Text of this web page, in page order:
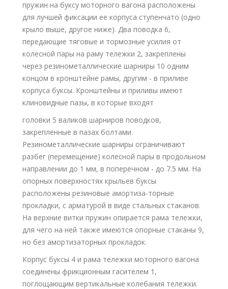
пружин на буксу моторного вагона расположены
для лучшей фиксации ее корпуса ступенчато (одно
крыло выше, другое ниже). Два поводка 6,
передающие тяговые и тормозные усилия от
колесной пары на раму тележки 2, закреплены
через резинометаллические шарниры 10 одним
концом в кронштейне рамы, другим - в приливе
корпуса буксы. Кронштейны и приливы имеют
клиновидные пазы, в которые входят
головки 5 валиков шарниров поводков,
закрепленные в пазах болтами.
Резинометаллические шарниры ограничивают
разбег (перемещение) колесной пары в продольном
направлении до 1 мм, в поперечном - до 7.5 мм. На
опорных поверхностях крыльев буксы
расположены резиновые амортиза-торные
прокладки, с арматурой в виде стальных стаканов.
На верхние витки пружин опирается рама тележки,
для чего на ней также имеются опорные стаканы 9,
но без амортизаторных прокладок.
Корпус буксы 4 и рама тележки моторного вагона
соединены фрикционным гасителем 1,
поглощающим вертикальные колебания тележки.